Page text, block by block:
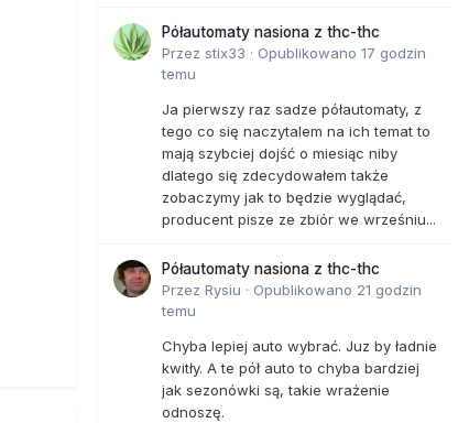
Półautomaty nasiona z thc-thc
Przez stix33 · Opublikowano 17 godzin
temu
Ja pierwszy raz sadze półautomaty, z
tego co się naczytalem na ich temat to
mają szybciej dojść o miesiąc niby
dlatego się zdecydowałem także
zobaczymy jak to będzie wyglądać,
producent pisze ze zbiór we wrześniu...
Półautomaty nasiona z thc-thc
Przez Rysiu · Opublikowano 21 godzin
temu
Chyba lepiej auto wybrać. Juz by ładnie
kwitły. A te pół auto to chyba bardziej
jak sezonówki są, takie wrażenie
odnoszę.